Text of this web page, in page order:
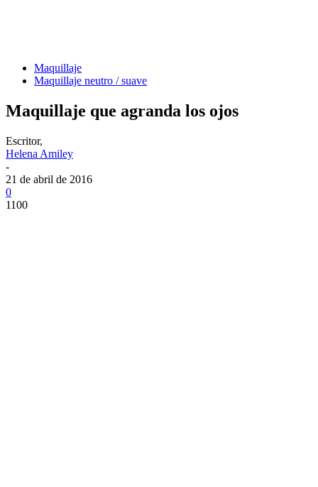
Maquillaje
Maquillaje neutro / suave
Maquillaje que agranda los ojos
Escritor,
Helena Amiley
-
21 de abril de 2016
0
1100